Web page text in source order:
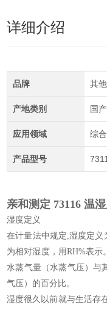
详细介绍
品牌 其
产地类别 国产
应用领域 综合
产品型号
亲和测定 73116 温
湿度定义
在计量法中规定,湿度定
为相对湿度，用RH%表
水蒸气量（水蒸气压）与
气压）的百分比。
湿度很久以前就与生活存